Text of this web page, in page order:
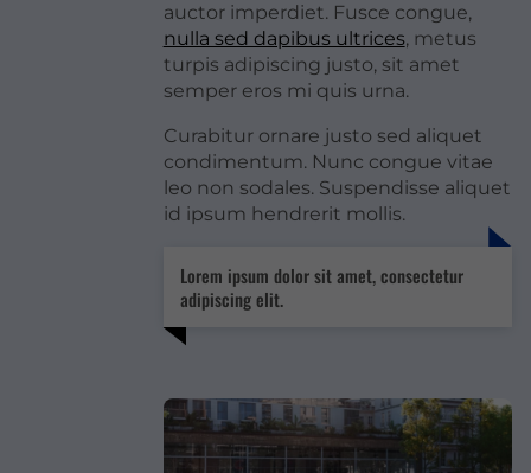
auctor imperdiet. Fusce congue,
nulla sed dapibus ultrices, metus
turpis adipiscing justo, sit amet
semper eros mi quis urna.
Curabitur ornare justo sed aliquet
condimentum. Nunc congue vitae
leo non sodales. Suspendisse aliquet
id ipsum hendrerit mollis.
Lorem ipsum dolor sit amet, consectetur
adipiscing elit.